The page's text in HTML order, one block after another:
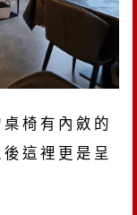
椅有內斂的
這裡更是呈